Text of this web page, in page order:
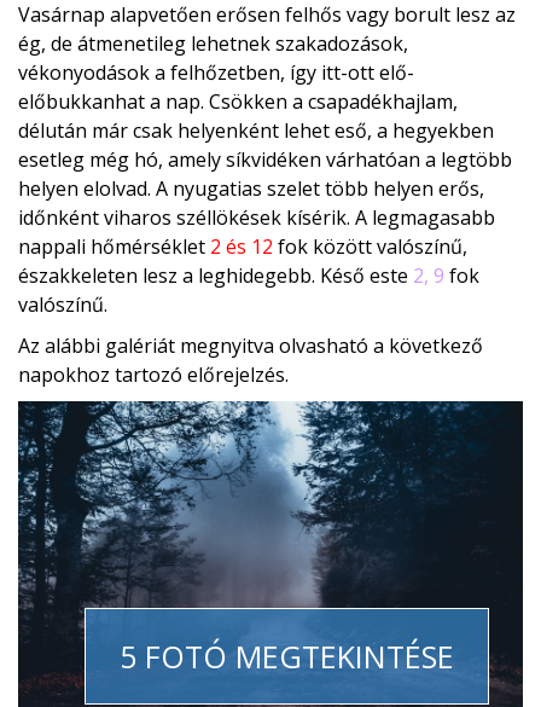
Vasárnap alapvetően erősen felhős vagy borult lesz az
ég, de átmenetileg lehetnek szakadozások,
vékonyodások a felhőzetben, így itt-ott elő-
előbukkanhat a nap. Csökken a csapadékhajlam,
délután már csak helyenként lehet eső, a hegyekben
esetleg még hó, amely síkvidéken várhatóan a legtöbb
helyen elolvad. A nyugatias szelet több helyen erős,
időnként viharos széllökések kísérik. A legmagasabb
nappali hőmérséklet 2 és 12 fok között valószínű,
északkeleten lesz a leghidegebb. Késő este 2, 9 fok
valószínű.
Az alábbi galériát megnyitva olvasható a következő
napokhoz tartozó előrejelzés.
5 FOTÓ MEGTEKINTÉSE